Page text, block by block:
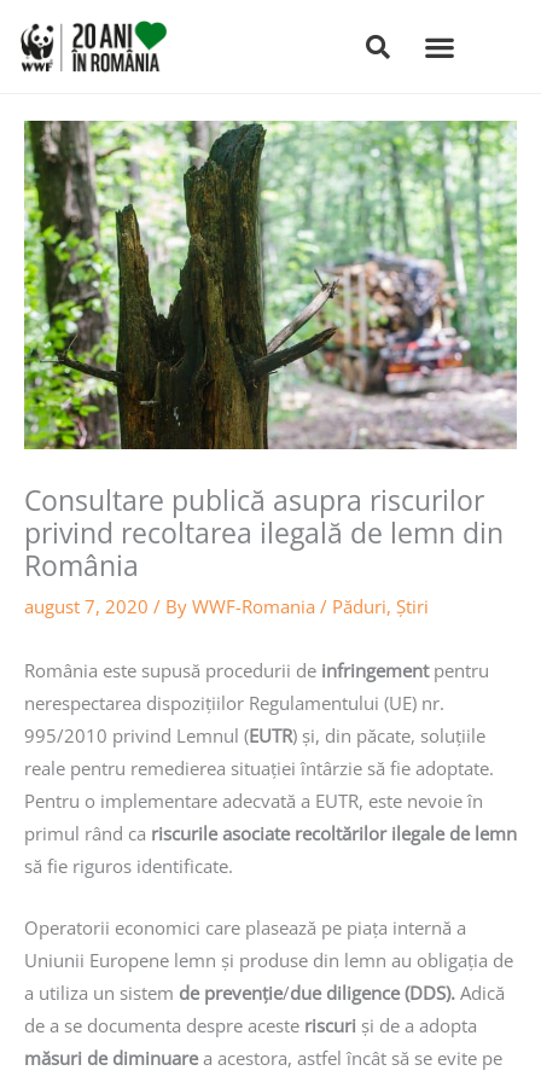
content
Consultare publică asupra riscurilor
privind recoltarea ilegală de lemn din
România
august 7, 2020 / By WWF-Romania / Păduri, Știri
România este supusă procedurii de infringementpentru
nerespectarea dispozițiilor Regulamentului (UE) nr.
995/2010 privind Lemnul (EUTR) și, din păcate, soluțiile
reale pentru remedierea situației întârzie să fie adoptate.
Pentru o implementare adecvată a EUTR, este nevoie în
primul rând ca riscurile asociate recoltărilor ilegale de lemn
să fie riguros identificate.
Operatorii economici care plasează pe piața internă a
Uniunii Europene lemn și produse din lemn au obligația de
a utiliza un sistem de prevenție/due diligence (DDS). Adică
de a se documenta despre aceste riscuri și de a adopta
măsuri de diminuarea acestora, astfel încât să se evite pe